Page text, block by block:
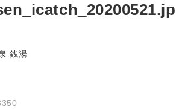
銭湯